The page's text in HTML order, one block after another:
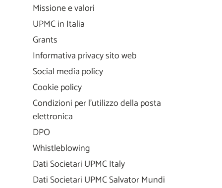
Missione e valori
UPMC in Italia
Grants
Informativa privacy sito web
Social media policy
Cookie policy
Condizioni per l'utilizzo della posta
elettronica
DPO
Whistleblowing
Dati Societari UPMC Italy
Dati Societari UPMC Salvator Mundi